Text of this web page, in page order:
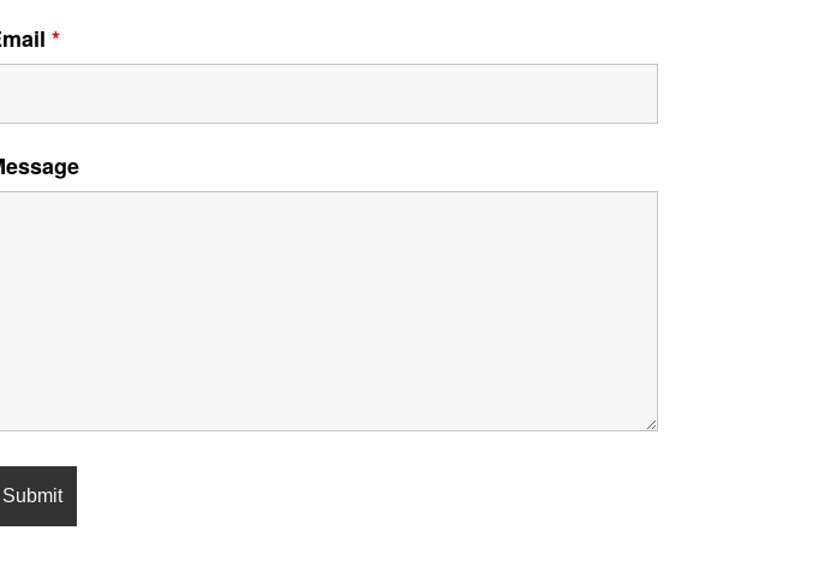
*